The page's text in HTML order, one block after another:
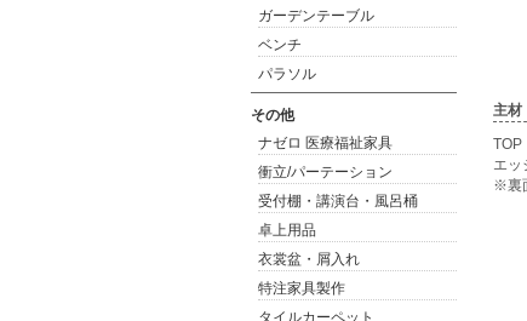
主材
TOP
エッ
※裏
ガーデンテーブル
ベンチ
パラソル
その他
ナゼロ 医療福祉家具
衝立/パーテーション
受付棚・講演台・風呂桶
卓上用品
衣裳盆・屑入れ
特注家具製作
タイルカーペット